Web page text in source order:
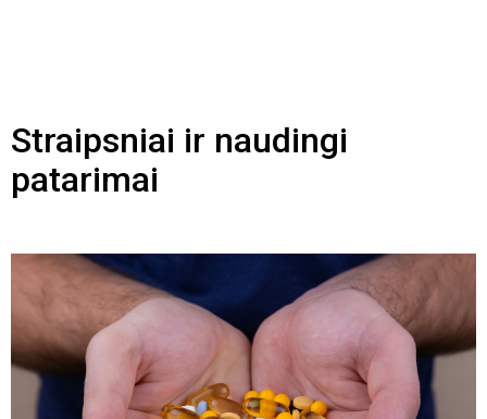
Straipsniai ir naudingi
patarimai